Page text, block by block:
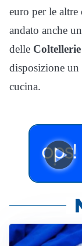
euro per le
andato anche
delle
disposizione
cucina.